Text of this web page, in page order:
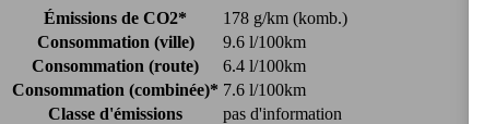
Émissions de CO2*
178 g/km (komb.)
Consommation (ville)
9.6 l/100km
Consommation (route)
6.4 l/100km
Consommation (combinée)* 7.6 l/100km
Classe d'émissions
pas d'information